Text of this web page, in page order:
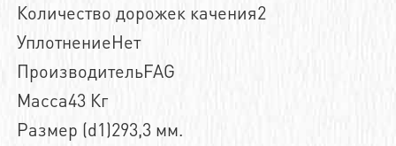
Количество дорожек качения2
УплотнениеНет
ПроизводительFAG
Масса43 Кг
Размер (d1)293,3 мм.